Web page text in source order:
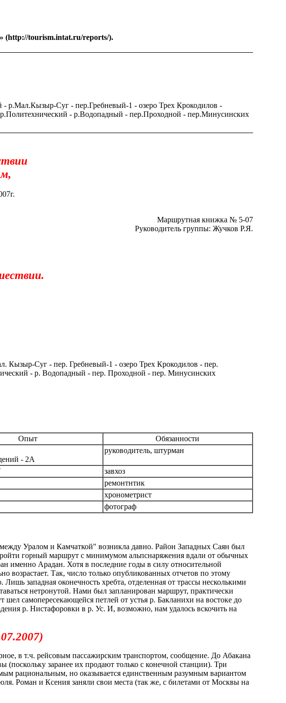
(http://tourism.intat.ru/reports/).
р.Мал.Кызыр-Суг - пер.Гребневый-1 - озеро Трех Крокодилов -
- р.Водопадный - пер.Проходной - пер.Минусинских
Маршрутная книжка № 5-07
Руководитель группы: Жучков Р.Я.
Суг - пер. Гребневый-1 - озеро Трех Крокодилов - пер.
- р. Водопадный - пер. Проходной - пер. Минусинских
Опыт
Обязанности
- 2А
руководитель, штурман
завхоз
ремонтнтик
хронометрист
фотограф
Уралом и Камчаткой" возникла давно. Район Западных Саян был
горный маршрут с минимумом альпснаряжения вдали от обычных
именно Арадан. Хотя в последние годы в силу относительной
возрастает. Так, число только опубликованных отчетов по этому
западная оконечность хребта, отделенная от трассы несколькими
нетронутой. Нами был запланирован маршрут, практически
самопересекающейся петлей от устья р. Бакланихи на востоке до
р. Нистафоровки в р. Ус. И, возможно, нам удалось вскочить на
в т.ч. рейсовым пассажирским транспортом, сообщение. До Абакана
заранее их продают только с конечной станции). Три
рациональным, но оказывается единственным разумным вариантом
Роман и Ксения заняли свои места (так же, с билетами от Москвы на